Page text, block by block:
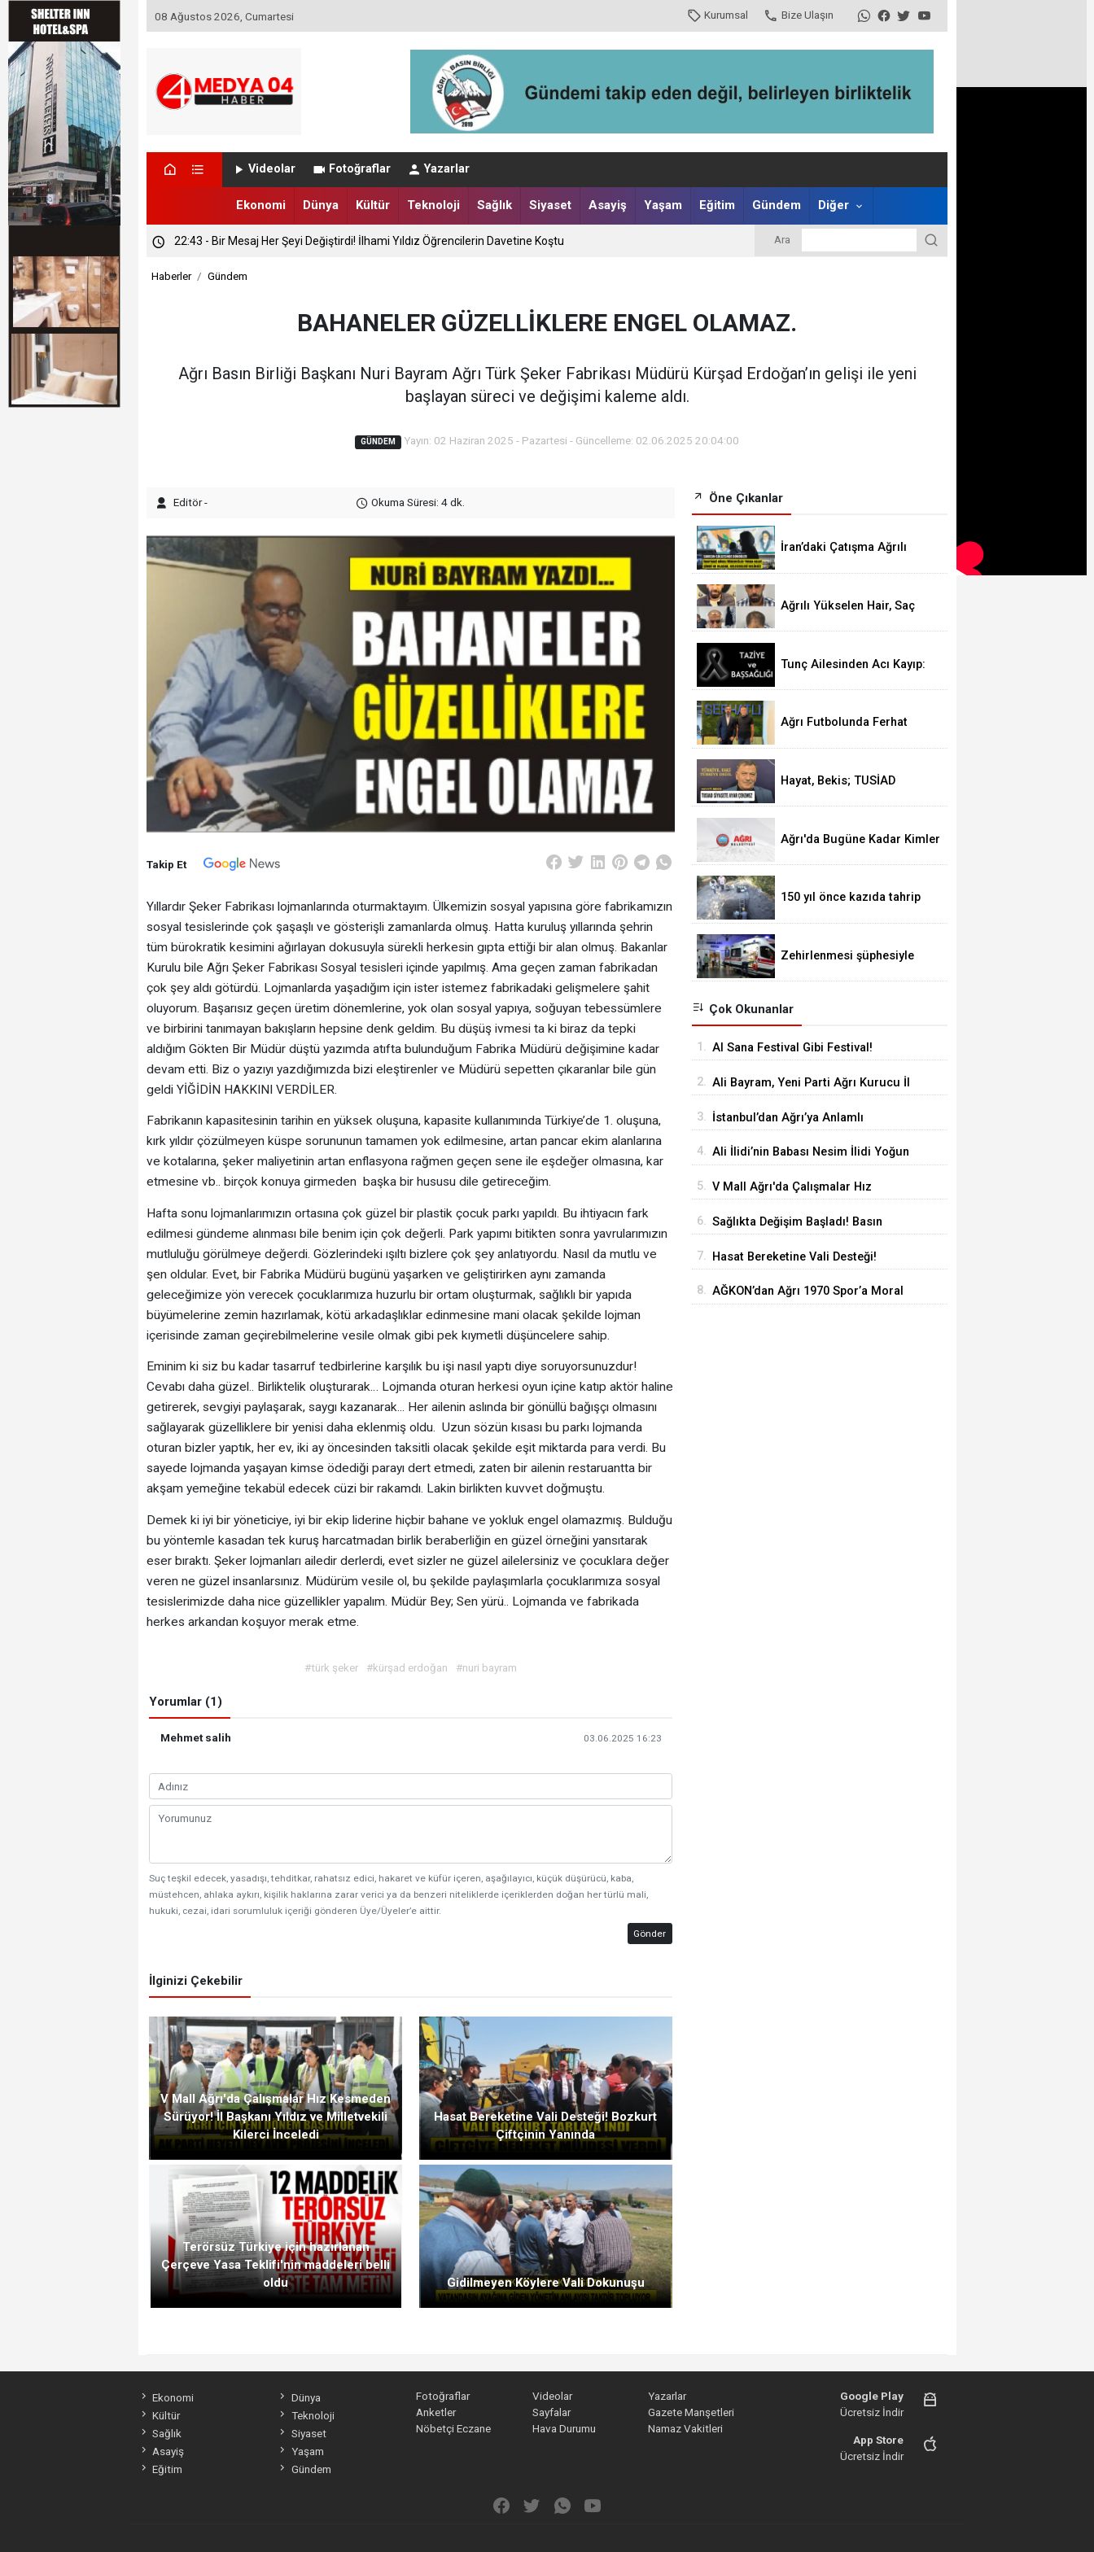
08 Ağustos 2026, Cumartesi Kurumsal Bize Ulaşın
Videolar Fotoğraflar Yazarlar
Ekonomi Dünya Kültür Teknoloji Sağlık Siyaset Asayiş Yaşam Eğitim Gündem Diğer
22:43 - Bir Mesaj Her Şeyi Değiştirdi! İlhami Yıldız Öğrencilerin Davetine Koştu Ara
Haberler Gündem
BAHANELER GÜZELLİKLERE ENGEL OLAMAZ.
Ağrı Basın Birliği Başkanı Nuri Bayram Ağrı Türk Şeker Fabrikası Müdürü Kürşad Erdoğan’ın gelişi ile yeni
başlayan süreci ve değişimi kaleme aldı.
GÜNDEM Yayın: 02 Haziran 2025 - Pazartesi - Güncelleme: 02.06.2025 20:04:00
Editör - Okuma Süresi: 4 dk.
Takip Et
Yıllardır Şeker Fabrikası lojmanlarında oturmaktayım. Ülkemizin sosyal yapısına göre fabrikamızın
sosyal tesislerinde çok şaşaşlı ve gösterişli zamanlarda olmuş. Hatta kuruluş yıllarında şehrin
tüm bürokratik kesimini ağırlayan dokusuyla sürekli herkesin gıpta ettiği bir alan olmuş. Bakanlar
Kurulu bile Ağrı Şeker Fabrikası Sosyal tesisleri içinde yapılmış. Ama geçen zaman fabrikadan
çok şey aldı götürdü. Lojmanlarda yaşadığım için ister istemez fabrikadaki gelişmelere şahit
oluyorum. Başarısız geçen üretim dönemlerine, yok olan sosyal yapıya, soğuyan tebessümlere
ve birbirini tanımayan bakışların hepsine denk geldim. Bu düşüş ivmesi ta ki biraz da tepki
aldığım Gökten Bir Müdür düştü yazımda atıfta bulunduğum Fabrika Müdürü değişimine kadar
devam etti. Biz o yazıyı yazdığımızda bizi eleştirenler ve Müdürü sepetten çıkaranlar bile gün
geldi YİĞİDİN HAKKINI VERDİLER.
Fabrikanın kapasitesinin tarihin en yüksek oluşuna, kapasite kullanımında Türkiye’de 1. oluşuna,
kırk yıldır çözülmeyen küspe sorununun tamamen yok edilmesine, artan pancar ekim alanlarına
ve kotalarına, şeker maliyetinin artan enflasyona rağmen geçen sene ile eşdeğer olmasına, kar
etmesine vb.. birçok konuya girmeden başka bir hususu dile getireceğim.
Hafta sonu lojmanlarımızın ortasına çok güzel bir plastik çocuk parkı yapıldı. Bu ihtiyacın fark
edilmesi gündeme alınması bile benim için çok değerli. Park yapımı bitikten sonra yavrularımızın
mutluluğu görülmeye değerdi. Gözlerindeki ışıltı bizlere çok şey anlatıyordu. Nasıl da mutlu ve
şen oldular. Evet, bir Fabrika Müdürü bugünü yaşarken ve geliştirirken aynı zamanda
geleceğimize yön verecek çocuklarımıza huzurlu bir ortam oluşturmak, sağlıklı bir yapıda
büyümelerine zemin hazırlamak, kötü arkadaşlıklar edinmesine mani olacak şekilde lojman
içerisinde zaman geçirebilmelerine vesile olmak gibi pek kıymetli düşüncelere sahip.
Eminim ki siz bu kadar tasarruf tedbirlerine karşılık bu işi nasıl yaptı diye soruyorsunuzdur!
Cevabı daha güzel.. Birliktelik oluşturarak… Lojmanda oturan herkesi oyun içine katıp aktör haline
getirerek, sevgiyi paylaşarak, saygı kazanarak... Her ailenin aslında bir gönüllü bağışçı olmasını
sağlayarak güzelliklere bir yenisi daha eklenmiş oldu. Uzun sözün kısası bu parkı lojmanda
oturan bizler yaptık, her ev, iki ay öncesinden taksitli olacak şekilde eşit miktarda para verdi. Bu
sayede lojmanda yaşayan kimse ödediği parayı dert etmedi, zaten bir ailenin restaruantta bir
akşam yemeğine tekabül edecek cüzi bir rakamdı. Lakin birlikten kuvvet doğmuştu.
Demek ki iyi bir yöneticiye, iyi bir ekip liderine hiçbir bahane ve yokluk engel olamazmış. Bulduğu
bu yöntemle kasadan tek kuruş harcatmadan birlik beraberliğin en güzel örneğini yansıtarak
eser bıraktı. Şeker lojmanları ailedir derlerdi, evet sizler ne güzel ailelersiniz ve çocuklara değer
veren ne güzel insanlarsınız. Müdürüm vesile ol, bu şekilde paylaşımlarla çocuklarımıza sosyal
tesislerimizde daha nice güzellikler yapalım. Müdür Bey; Sen yürü.. Lojmanda ve fabrikada
herkes arkandan koşuyor merak etme.
#türk şeker #kürşad erdoğan #nuri bayram
Yorumlar (1)
Mehmet salih 03.06.2025 16:23
Suç teşkil edecek, yasadışı, tehditkar, rahatsız edici, hakaret ve küfür içeren, aşağılayıcı, küçük düşürücü, kaba,
müstehcen, ahlaka aykırı, kişilik haklarına zarar verici ya da benzeri niteliklerde içeriklerden doğan her türlü mali,
hukuki, cezai, idari sorumluluk içeriği gönderen Üye/Üyeler’e aittir.
Gönder
İlginizi Çekebilir
V Mall Ağrı'da Çalışmalar Hız Kesmeden
Sürüyor! İl Başkanı Yıldız ve Milletvekili
Kilerci İnceledi
Hasat Bereketine Vali Desteği! Bozkurt
Çiftçinin Yanında
Terörsüz Türkiye için hazırlanan
Çerçeve Yasa Teklifi'nin maddeleri belli
oldu
Gidilmeyen Köylere Vali Dokunuşu
Öne Çıkanlar
İran’daki Çatışma Ağrılı
Ağrılı Yükselen Hair, Saç
Şube Açıyor!
Tunç Ailesinden Acı Kayıp:
Ağrı Futbolunda Ferhat
Başlatıyor
Hayat, Bekis; TUSİAD
Ağrı'da Bugüne Kadar Kimler
150 yıl önce kazıda tahrip
Zehirlenmesi şüphesiyle
Çok Okunanlar
1. Al Sana Festival Gibi Festival!
2. Ali Bayram, Yeni Parti Ağrı Kurucu İl
3. İstanbul’dan Ağrı’ya Anlamlı
4. Ali İlidi’nin Babası Nesim İlidi Yoğun
5. V Mall Ağrı'da Çalışmalar Hız
ve Milletvekili Kilerci İnceledi
6. Sağlıkta Değişim Başladı! Basın
Anlamlı Ziyaret
7. Hasat Bereketine Vali Desteği!
8. AĞKON’dan Ağrı 1970 Spor’a Moral
Ekonomi
Dünya
Kültür
Teknoloji
Sağlık
Siyaset
Asayiş
Yaşam
Eğitim
Gündem
Fotoğraflar Videolar
Yazarlar
Anketler
Sayfalar
Gazete Manşetleri
Nöbetçi Eczane
Hava Durumu Namaz Vakitleri
Google Play
Ücretsiz İndir
App Store
Ücretsiz İndir